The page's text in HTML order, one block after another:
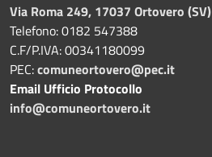
Via Roma 249, 17037 Ortovero (SV)
Telefono: 0182 547388
C.F/P.IVA: 00341180099
PEC:comuneortovero@pec.it
Email Ufficio Protocollo
info@comuneortovero.it